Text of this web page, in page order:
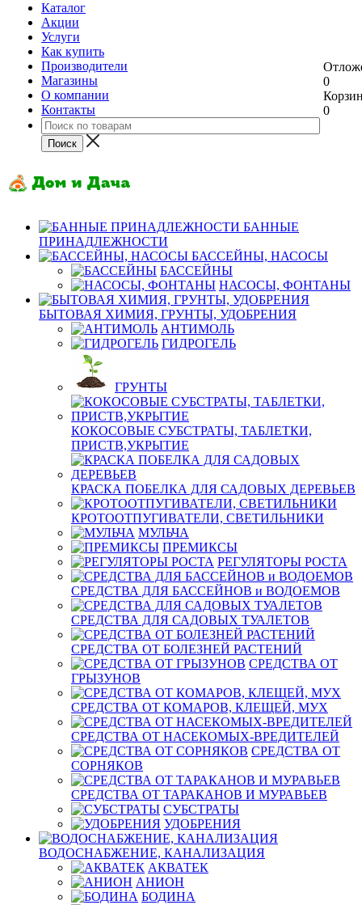
Каталог
Акции
Услуги
Как купить
Производители
Магазины
О компании
Контакты
0
0
БАННЫЕ
ПРИНАДЛЕЖНОСТИ
БАССЕЙНЫ, НАСОСЫ
БАССЕЙНЫ
НАСОСЫ, ФОНТАНЫ
БЫТОВАЯ ХИМИЯ, ГРУНТЫ, УДОБРЕНИЯ
АНТИМОЛЬ
ГИДРОГЕЛЬ
ГРУНТЫ
КОКОСОВЫЕ СУБСТРАТЫ, ТАБЛЕТКИ,
ПРИСТВ,УКРЫТИЕ
КРАСКА ПОБЕЛКА ДЛЯ САДОВЫХ ДЕРЕВЬЕВ
КРОТООТПУГИВАТЕЛИ, СВЕТИЛЬНИКИ
МУЛЬЧА
ПРЕМИКСЫ
РЕГУЛЯТОРЫ РОСТА
СРЕДСТВА ДЛЯ БАССЕЙНОВ и ВОДОЕМОВ
СРЕДСТВА ДЛЯ САДОВЫХ ТУАЛЕТОВ
СРЕДСТВА ОТ БОЛЕЗНЕЙ РАСТЕНИЙ
СРЕДСТВА ОТ
ГРЫЗУНОВ
СРЕДСТВА ОТ КОМАРОВ, КЛЕЩЕЙ, МУХ
СРЕДСТВА ОТ НАСЕКОМЫХ-ВРЕДИТЕЛЕЙ
СРЕДСТВА ОТ
СОРНЯКОВ
СРЕДСТВА ОТ ТАРАКАНОВ И МУРАВЬЕВ
СУБСТРАТЫ
УДОБРЕНИЯ
ВОДОСНАБЖЕНИЕ, КАНАЛИЗАЦИЯ
АКВАТЕК
АНИОН
БОДИНА